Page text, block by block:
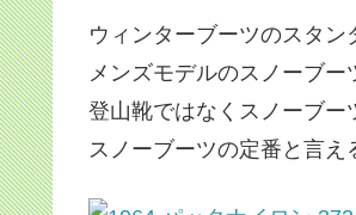
ウィンターブーツのスタン
メンズモデルのスノーブー
登山靴ではなくスノーブー
スノーブーツの定番と言え